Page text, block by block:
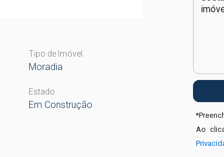
Tipo de Imóvel
Moradia
Estado
Em Construção
*
Ao